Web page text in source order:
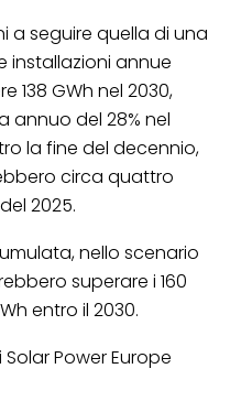
a seguire quella di una
installazioni annue
138 GWh nel 2030,
annuo del 28% nel
la fine del decennio,
circa quattro
2025.
nello scenario
superare i 160
entro il 2030.
Power Europe